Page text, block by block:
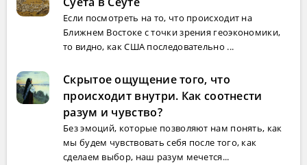
Если посмотреть на то, что происходит на
Ближнем Востоке с точки зрения геоэкономики,
то видно, как США последовательно ...
Скрытое ощущение того, что
происходит внутри. Как соотнести
разум и чувство?
Без эмоций, которые позволяют нам понять, как
мы будем чувствовать себя после того, как
сделаем выбор, наш разум мечется...